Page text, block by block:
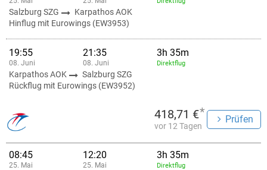
Salzburg SZG
Karpathos AOK
Hinflug mit Eurowings (EW3953)
19:55
08. Juni
21:35
08. Juni
3h 35m
Direktflug
Karpathos AOK
Salzburg SZG
Rückflug mit Eurowings (EW3952)
418,71 €*
vor 12 Tagen
Prüfen
08:45
25. Mai
12:20
25. Mai
3h 35m
Direktflug